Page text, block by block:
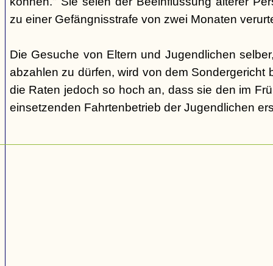
zu einer Gefängnisstrafe von zwei Monaten
Die Gesuche von Eltern und Jugendlichen
abzahlen zu dürfen, wird von dem Sondergericht
die Raten jedoch so hoch an, dass sie den im
einsetzenden Fahrtenbetrieb der Jugendlichen